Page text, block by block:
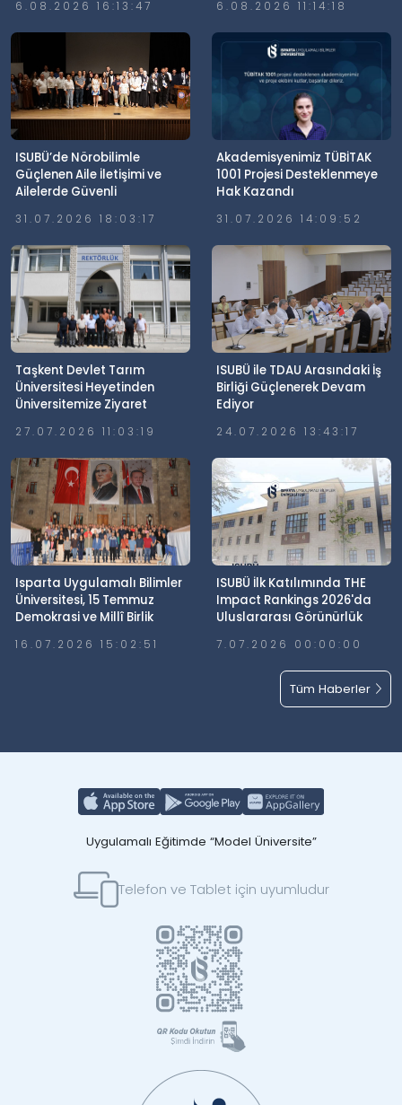
6.08.2026 16:13:47 6.08.2026 11:14:18
ISUBÜ’de Nörobilimle
Güçlenen Aile İletişimi ve
Ailelerde Güvenli
Gerçekleştirildi
31.07.2026 18:03:17
Akademisyenimiz TÜBİTAK
1001 Projesi Desteklenmeye
Hak Kazandı
31.07.2026 14:09:52
Taşkent Devlet Tarım
Üniversitesi Heyetinden
Üniversitemize Ziyaret
27.07.2026 11:03:19
ISUBÜ ile TDAU Arasındaki İş
Birliği Güçlenerek Devam
Ediyor
24.07.2026 13:43:17
Isparta Uygulamalı Bilimler
Üniversitesi, 15 Temmuz
Demokrasi ve Millî Birlik
16.07.2026 15:02:51
ISUBÜ İlk Katılımında THE
Impact Rankings 2026'da
Uluslararası Görünürlük
7.07.2026 00:00:00
Tüm Haberler
Uygulamalı Eğitimde “Model Üniversite”
Telefon ve Tablet için uyumludur